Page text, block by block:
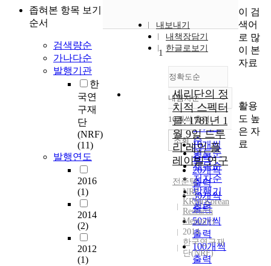
좁혀본 항목 보기
순서
검색량순
가나다순
발행기관
한
국연
구재
단
(NRF)
(11)
발행연도
2016
(1)
2014
(2)
2012
(1)
내보내기
내책장담기
한글로보기
정확도순
정확도
순
인기도
순
연도순
제목순
저자순
발행기
관순
내림차순
내림차순
10개씩 출력
10개씩
출력
20개씩
출력
30개씩
출력
50개씩
출력
100개씩
출력
조회
1
셰리단의 정
치적 스펙터
클: 1781년 1
월 9일 드루
리 레인 플
레이빌 연구
전준택
NRF
KRM(Korean
Research
Memory)
2014
한국연구재
단(NRF)
이 검
색어
로 많
이 본
자료
활용
도 높
은 자
료